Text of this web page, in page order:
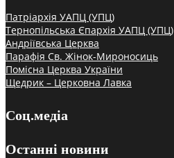
Патріархія УАПЦ (УПЦ)
Тернопільська Єпархія УАПЦ (УПЦ)
Андріївська Церква
Парафія Св. Жінок-Мироносиць
Помісна Церква України
Щедрик – Церковна Лавка
Соц.медіа
Останні новини